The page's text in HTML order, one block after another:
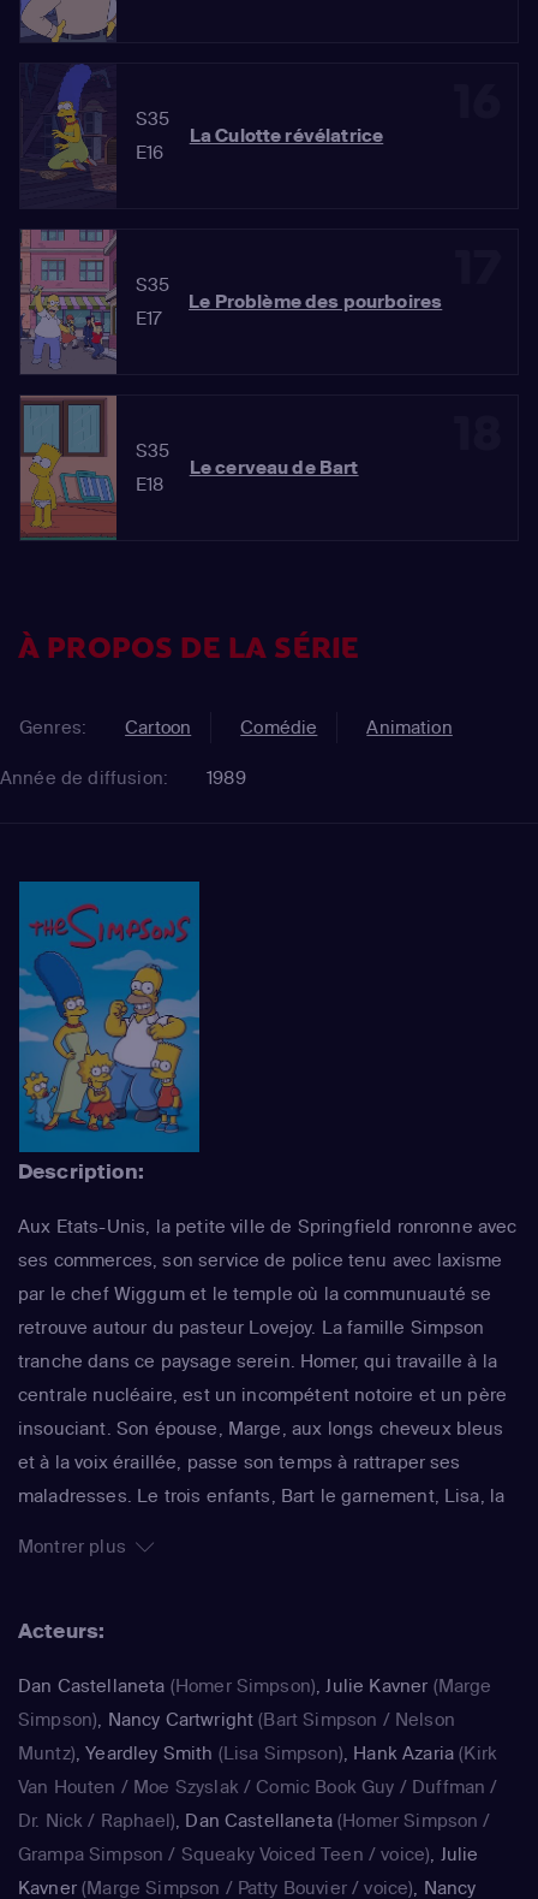
S35
E16
La Culotte révélatrice
S35
E17
Le Problème des pourboires
S35
E18
Le cerveau de Bart
À PROPOS DE LA SÉRIE
Genres: Cartoon Comédie Animation
Année de diffusion: 1989
Description:
Aux Etats-Unis, la petite ville de Springfield ronronne avec
ses commerces, son service de police tenu avec laxisme
par le chef Wiggum et le temple où la communuauté se
retrouve autour du pasteur Lovejoy. La famille Simpson
tranche dans ce paysage serein. Homer, qui travaille à la
centrale nucléaire, est un incompétent notoire et un père
insouciant. Son épouse, Marge, aux longs cheveux bleus
et à la voix éraillée, passe son temps à rattraper ses
maladresses. Le trois enfants, Bart le garnement, Lisa, la
rendent joyeux et animé le quotidien de ce foyer. La série
saison, est régulièrement récompensée aux Emmy Awards
Montrer plus
Acteurs:
Dan Castellaneta (Homer Simpson),Julie Kavner (Marge
Simpson), Nancy Cartwright (Bart Simpson / Nelson
Muntz),Yeardley Smith (Lisa Simpson), Hank Azaria (Kirk
Van Houten / Moe Szyslak / Comic Book Guy / Duffman /
Dr. Nick / Raphael), Dan Castellaneta(Homer Simpson /
Grampa Simpson / Squeaky Voiced Teen / voice), Julie
Kavner(Marge Simpson / Patty Bouvier / voice), Nancy